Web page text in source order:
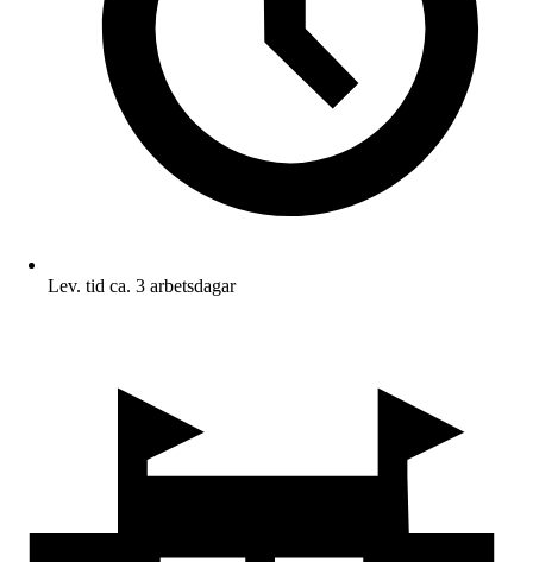
Lev. tid ca. 3 arbetsdagar